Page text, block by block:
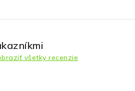
všetky recenzie